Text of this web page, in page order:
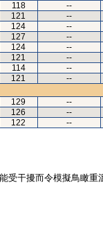
118 --
121 --
124 --
127 --
124 --
121 --
114 --
121 --
129 --
126 --
122 --
受干擾而令模擬鳥瞰重